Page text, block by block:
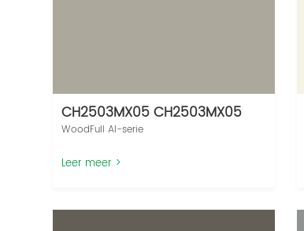
CH2503MX05 CH2503MX05
WoodFull AI-serie‌
Leer meer >